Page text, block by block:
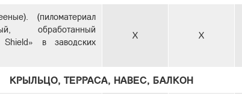
(пиломатериал
обработанный
Shield» в заводских
X X
КРЫЛЬЦО, ТЕРРАСА, НАВЕС, БАЛКОН